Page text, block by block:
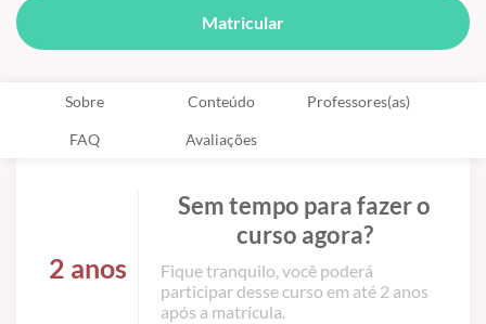
Matricular
Sobre Conteúdo Professores(as)
FAQ Avaliações
2 anos
Sem tempo para fazer o
curso agora?
Fique tranquilo, você poderá
participar desse curso em até 2 anos
após a matrícula.